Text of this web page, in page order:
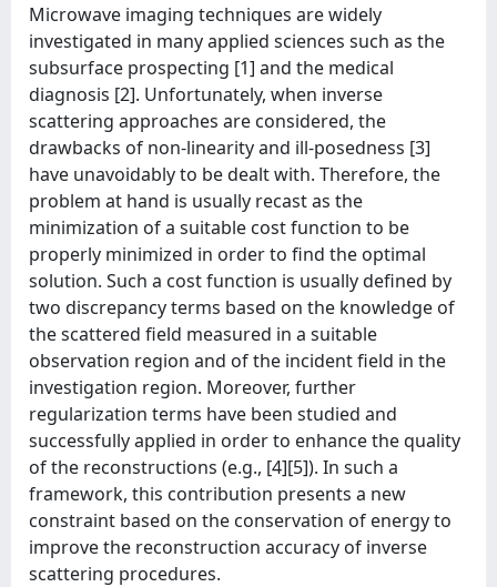
Microwave imaging techniques are widely
investigated in many applied sciences such as the
subsurface prospecting [1] and the medical
diagnosis [2]. Unfortunately, when inverse
scattering approaches are considered, the
drawbacks of non‐linearity and ill‐posedness [3]
have unavoidably to be dealt with. Therefore, the
problem at hand is usually recast as the
minimization of a suitable cost function to be
properly minimized in order to find the optimal
solution. Such a cost function is usually defined by
two discrepancy terms based on the knowledge of
the scattered field measured in a suitable
observation region and of the incident field in the
investigation region. Moreover, further
regularization terms have been studied and
successfully applied in order to enhance the quality
of the reconstructions (e.g., [4][5]). In such a
framework, this contribution presents a new
constraint based on the conservation of energy to
improve the reconstruction accuracy of inverse
scattering procedures.